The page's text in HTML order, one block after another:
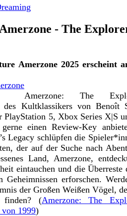
- The
Amerzone 2025 erscheint
Amerzone: The
des Kultklassikers von Benoît
5, Xbox Series X|S
einen Review-Key
Legacy schlüpfen die
der auf der Suche nach
Land, Amerzone,
eintauchen und die Überreste
Geheimnissen erforschen.
der Großen Weißen Vögel,
finden? (Amerzone: The
1999)